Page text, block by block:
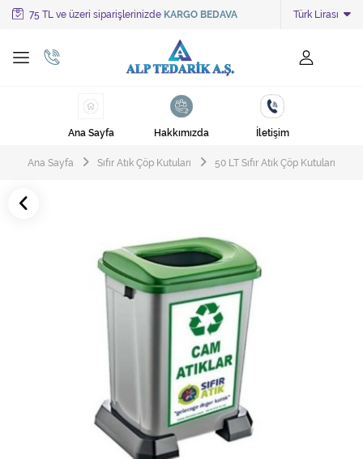
75 TL ve üzeri siparişlerinizde KARGO BEDAVA Türk Lirası
Tüm Kategoriler
Ayakkabı Cila Makineleri
Cila Makineleri
Çöp Kovası
Çöp Torbaları
Endüstriyel Zemin Yıkama Makineleri
Halı Kurutma Makineleri
Halı Yıkama Makinesi
Kıvırcık paspas
Mekanik Dış Alan Süpürücüler
Ana Sayfa Hakkımızda İletişim
Ana Sayfa Sıfır Atık Çöp Kutuları 50 LT Sıfır Atık Çöp Kutuları